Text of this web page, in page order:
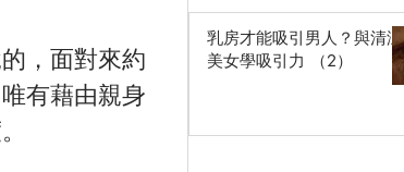
，面對來約
有藉由親身
乳房才能吸引男人？與清涼
美女學吸引力 （2）